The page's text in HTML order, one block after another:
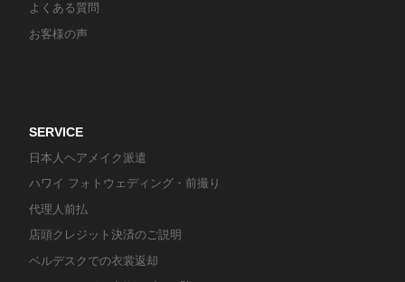
よくある質問
お客様の声
SERVICE
日本人ヘアメイク派遣
ハワイ フォトウェディング・前撮り
代理人前払
店頭クレジット決済のご説明
ベルデスクでの衣裳返却